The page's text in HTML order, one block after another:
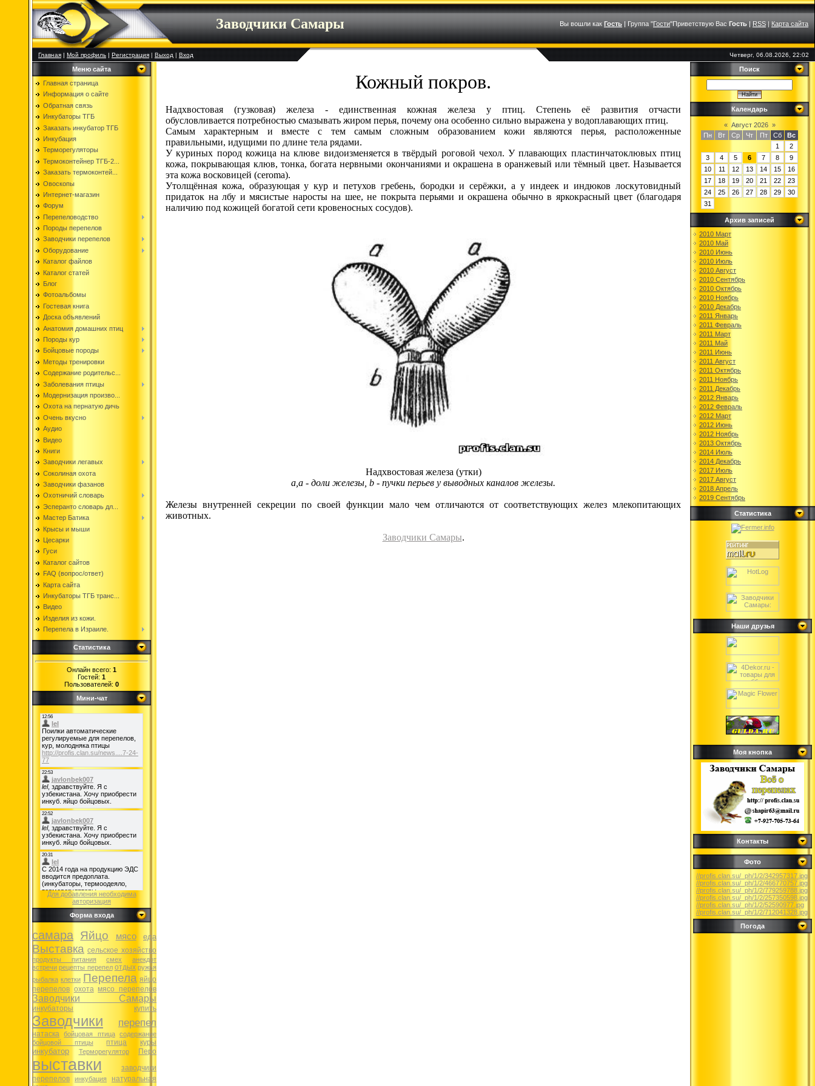
Заводчики Самары Вы вошли как Гость|Группа"Гости"Приветствую Вас Гость|RSS|Карта сайта
Главная|Мой профиль|Регистрация|Выход|Вход Четверг, 06.08.2026, 22:02
Меню сайта
Главная страница
Информация о сайте
Обратная связь
Инкубаторы ТГБ
Заказать инкубатор ТГБ
Инкубация
Терморегуляторы
Термоконтейнер ТГБ-2...
Заказать термоконтей...
Овоскопы
Интернет-магазин
Форум
Перепеловодство
Породы перепелов
Заводчики перепелов
Оборудование
Каталог файлов
Каталог статей
Блог
Фотоальбомы
Гостевая книга
Доска объявлений
Анатомия домашних птиц
Породы кур
Бойцовые породы
Методы тренировки
Содержание родительс...
Заболевания птицы
Модернизация произво...
Охота на пернатую дичь
Очень вкусно
Аудио
Видео
Книги
Заводчики легавых
Соколиная охота
Заводчики фазанов
Охотничий словарь
Эсперанто словарь дл...
Мастер Батика
Крысы и мыши
Цесарки
Гуси
Каталог сайтов
FAQ (вопрос/ответ)
Карта сайта
Инкубаторы ТГБ транс...
Видео
Изделия из кожи.
Перепела в Израиле.
Статистика
Онлайн всего: 1
Гостей: 1
Пользователей: 0
Мини-чат
Для добавления необходима
авторизация
Форма входа
самара Яйцо мясо еда
Выставка сельское хозяйство
продукты питания смех
анекдот
встречи рецепты перепел отдых ружья
рыбалка клетки Перепела яйцо
перепелов охота мясо перепелов
Заводчики Самары
инкубаторы купить
Заводчики перепел
натаска бойцовая птица
содержание
бойцовой птицы
птица куры
инкубатор Терморегулятор Перо
выставки
заводчики
перепелов
инкубация
натуральная
Кожный покров.
Надхвостовая (гузковая) железа - единственная кожная железа у птиц. Степень её развития отчасти
обусловливается потребностью смазывать жиром перья, почему она особенно сильно выражена у водоплавающих птиц.
Самым характерным и вместе с тем самым сложным образованием кожи являются перья, расположенные
правильными, идущими по длине тела рядами.
У куриных пород кожица на клюве видоизменяется в твёрдый роговой чехол. У плавающих пластинчатоклювых птиц
кожа, покрывающая клюв, тонка, богата нервными окончаниями и окрашена в оранжевый или тёмный цвет. Называется
эта кожа восковицей (ceroma).
Утолщённая кожа, образующая у кур и петухов гребень, бородки и серёжки, а у индеек и индюков лоскутовидный
придаток на лбу и мясистые наросты на шее, не покрыта перьями и окрашена обычно в яркокрасный цвет (благодаря
наличию под кожицей богатой сети кровеносных сосудов).
Надхвостовая железа (утки)
а,а - доли железы, b - пучки перьев у выводных каналов железы.
Железы внутренней секреции по своей функции мало чем отличаются от соответствующих желез млекопитающих
животных.
Заводчики Самары.
Поиск
Календарь
« Август 2026 »
Пн
Вт Ср Чт Пт Сб
Вс
1
2
3
4 5 6 7 8
9
10
11 12 13 14 15
16
17
18 19 20 21 22
23
24
25 26 27 28 29
30
31
Архив записей
2010 Март
2010 Май
2010 Июнь
2010 Июль
2010 Август
2010 Сентябрь
2010 Октябрь
2010 Ноябрь
2010 Декабрь
2011 Январь
2011 Февраль
2011 Март
2011 Май
2011 Июнь
2011 Август
2011 Октябрь
2011 Ноябрь
2011 Декабрь
2012 Январь
2012 Февраль
2012 Март
2012 Июнь
2012 Ноябрь
2013 Октябрь
2014 Июль
2014 Декабрь
2017 Июль
2017 Август
2018 Апрель
2019 Сентябрь
Статистика
Наши друзья
Моя кнопка
Контакты
Фото
//profis.clan.su/_ph/1/2/342957317.jpg
//profis.clan.su/_ph/1/2/466770757.jpg
//profis.clan.su/_ph/1/2/779259788.jpg
//profis.clan.su/_ph/1/2/257350598.jpg
//profis.clan.su/_ph/1/2/52590977.jpg
//profis.clan.su/_ph/1/2/712041328.jpg
Погода